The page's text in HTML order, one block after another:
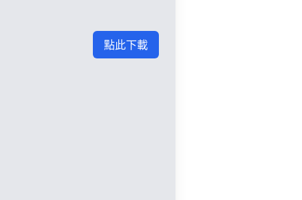
點此下載